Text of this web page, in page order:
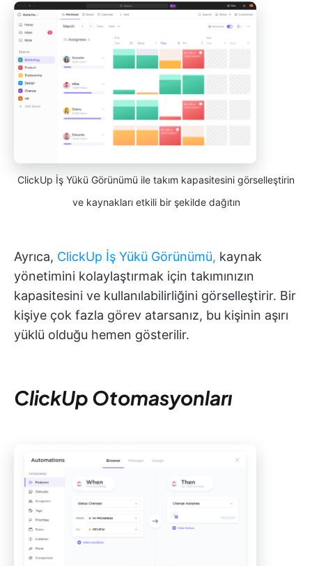
ClickUp İş Yükü Görünümü ile takım kapasitesini görselleştirin
ve kaynakları etkili bir şekilde dağıtın
Ayrıca, ClickUp İş Yükü Görünümü, kaynak
yönetimini kolaylaştırmak için takımınızın
kapasitesini ve kullanılabilirliğini görselleştirir. Bir
kişiye çok fazla görev atarsanız, bu kişinin aşırı
yüklü olduğu hemen gösterilir.
ClickUp Otomasyonları